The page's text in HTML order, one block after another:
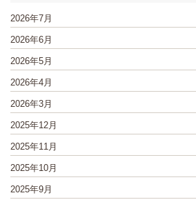
2026年7月
2026年6月
2026年5月
2026年4月
2026年3月
2025年12月
2025年11月
2025年10月
2025年9月